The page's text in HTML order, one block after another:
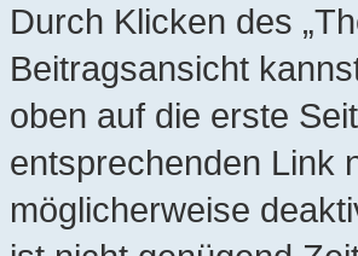
Durch Klicken des
Beitragsansicht
oben auf die erste
entsprechenden Link
möglicherweise